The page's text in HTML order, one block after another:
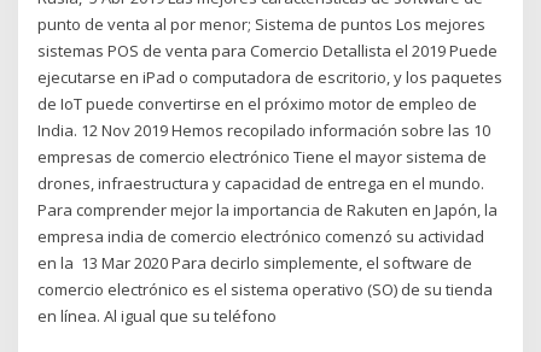
punto de venta al por menor; Sistema de puntos Los mejores
sistemas POS de venta para Comercio Detallista el 2019 Puede
ejecutarse en iPad o computadora de escritorio, y los paquetes
de IoT puede convertirse en el próximo motor de empleo de
India. 12 Nov 2019 Hemos recopilado información sobre las 10
empresas de comercio electrónico Tiene el mayor sistema de
drones, infraestructura y capacidad de entrega en el mundo.
Para comprender mejor la importancia de Rakuten en Japón, la
empresa india de comercio electrónico comenzó su actividad
en la 13 Mar 2020 Para decirlo simplemente, el software de
comercio electrónico es el sistema operativo (SO) de su tienda
en línea. Al igual que su teléfono